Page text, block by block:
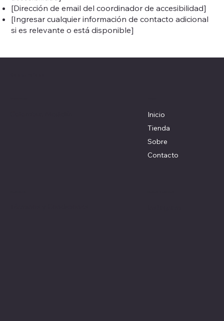
[Dirección de email del coordinador de accesibilidad]
[Ingresar cualquier información de contacto adicional
si es relevante o está disponible]
Inicio
Tienda
Sobre
Contacto